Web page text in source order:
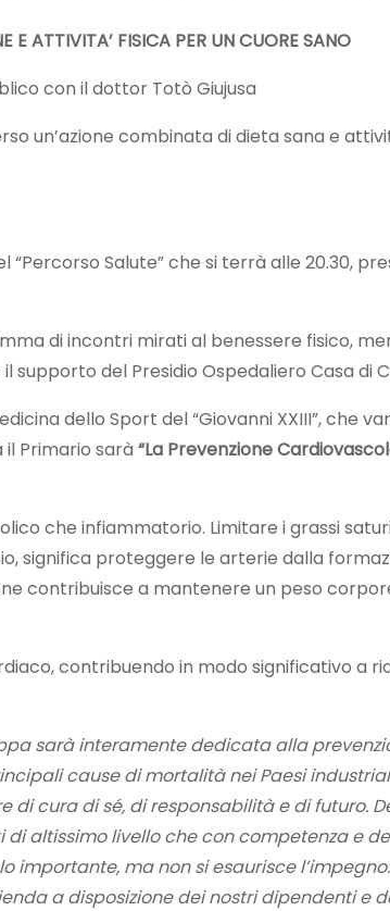
E ATTIVITA’ FISICA PER UN CUORE SANO
con il dottor Totò Giujusa
un’azione combinata di dieta sana e
Salute” che si terrà alle 20.30,
di incontri mirati al benessere fisico,
del Presidio Ospedaliero Casa di
dello Sport del “Giovanni XXIII”, che
Primario sarà “La Prevenzione
che infiammatorio. Limitare i grassi
significa proteggere le arterie dalla
contribuisce a mantenere un peso
contribuendo in modo significativo a
sarà interamente dedicata alla
cause di mortalità nei Paesi
cura di sé, di responsabilità e di futuro.
altissimo livello che con competenza e
ma non si esaurisce
a disposizione dei nostri dipendenti e